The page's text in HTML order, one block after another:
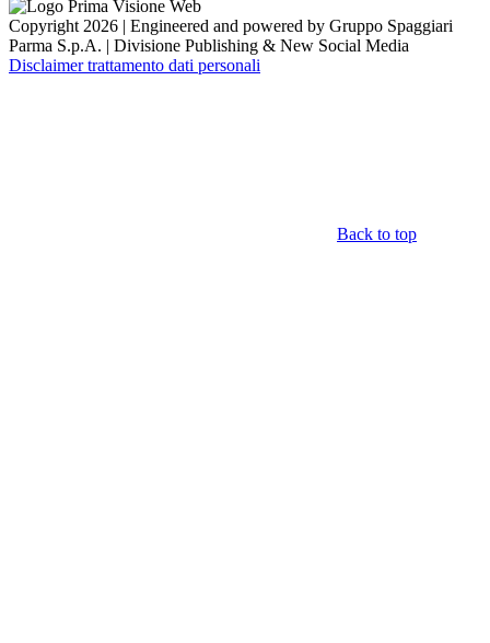
Copyright 2026 | Engineered and powered by Gruppo Spaggiari
Parma S.p.A. | Divisione Publishing & New Social Media
Disclaimer trattamento dati personali
Back to top